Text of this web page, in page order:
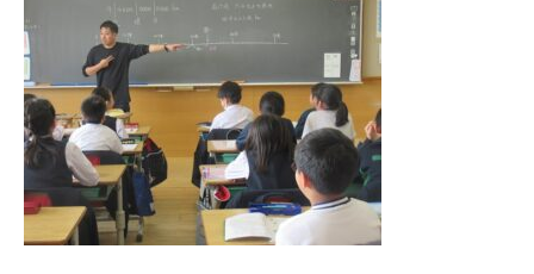
学校法人日出学園
日出学園幼稚園